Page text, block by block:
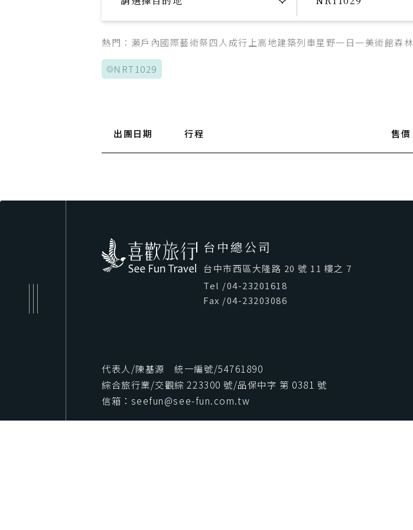
熱門： 瀨戶內國際藝術祭四人成行 上高地建築列車星野一日一美術館森林
NRT1029
出團日期 行程 售價
台中總公司
台中市西區大隆路 20 號 11 樓之 7
Tel /04-23201618
Fax /04-23203086
代表人/陳基源 統一編號/54761890
綜合旅行業/交觀綜 223300 號/品保中字 第 0381 號
信箱：seefun@see-fun.com.tw